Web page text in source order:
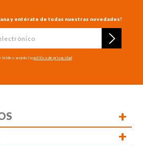
y entérate de todas nuestras novedades!
leído y acepto lapolítica de privacidad
+
+